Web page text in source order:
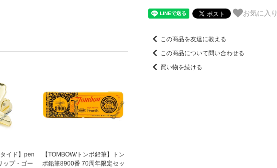
イド】pen
ップ・ゴー
【TOMBOW/トンボ鉛筆】トン
ボ鉛筆8900番 70周年限定セッ
お気に入り
この商品を友達に教える
この商品について問い合わせる
買い物を続ける